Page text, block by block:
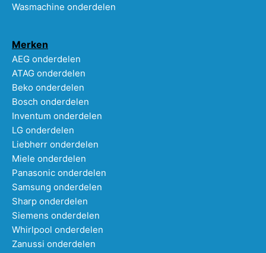
Wasmachine onderdelen
Merken
AEG onderdelen
ATAG onderdelen
Beko onderdelen
Bosch onderdelen
Inventum onderdelen
LG onderdelen
Liebherr onderdelen
Miele onderdelen
Panasonic onderdelen
Samsung onderdelen
Sharp onderdelen
Siemens onderdelen
Whirlpool onderdelen
Zanussi onderdelen